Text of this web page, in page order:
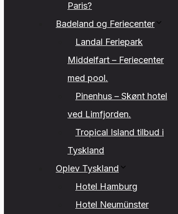
Paris?
Badeland og Feriecenter
Landal Feriepark
Middelfart – Feriecenter
med pool.
Pinenhus – Skønt hotel
ved Limfjorden.
Tropical Island tilbud i
Tyskland
Oplev Tyskland
Hotel Hamburg
Hotel Neumünster